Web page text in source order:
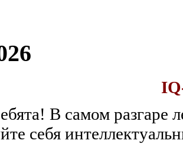
В самом разгаре
себя